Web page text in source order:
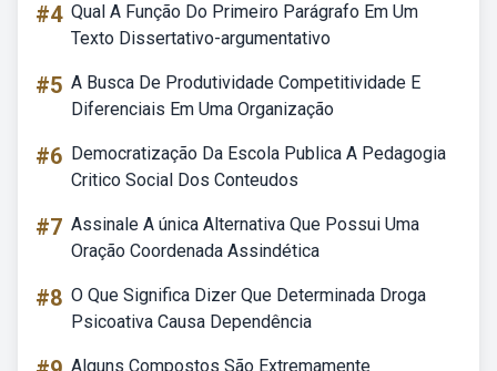
#4 Qual A Função Do Primeiro Parágrafo Em Um
Texto Dissertativo-argumentativo
#5 A Busca De Produtividade Competitividade E
Diferenciais Em Uma Organização
#6 Democratização Da Escola Publica A Pedagogia
Critico Social Dos Conteudos
#7 Assinale A única Alternativa Que Possui Uma
Oração Coordenada Assindética
#8 O Que Significa Dizer Que Determinada Droga
Psicoativa Causa Dependência
Alguns Compostos São Extremamente